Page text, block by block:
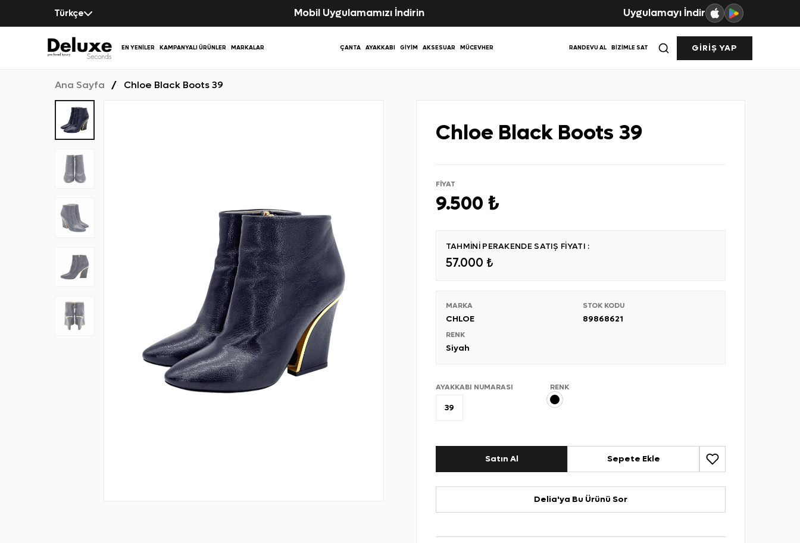
Türkçe Mobil Uygulamamızı İndirin Uygulamayı İndir
EN YENILER KAMPANYALI ÜRÜNLER MARKALAR ÇANTA AYAKKABI GIYIM AKSESUAR MÜCEVHER RANDEVU AL BIZIMLE SAT GIRIŞ YAP
Ana Sayfa Chloe Black Boots 39
Chloe Black Boots 39
FİYAT
9.500 ₺
TAHMİNİ PERAKENDE SATIŞ FİYATI :
57.000 ₺
MARKA
CHLOE
STOK KODU
89868621
RENK
Siyah
AYAKKABI NUMARASI
39
RENK
Satın Al Sepete Ekle
Delia'ya Bu Ürünü Sor